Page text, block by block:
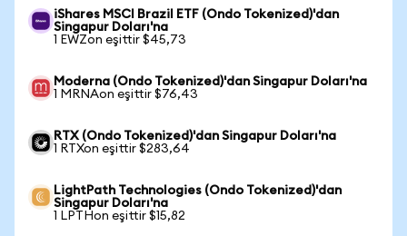
iShares MSCI Brazil ETF (Ondo Tokenized)'dan
Singapur Doları'na
1 EWZon eşittir $45,73
Moderna (Ondo Tokenized)'dan Singapur Doları'na
1 MRNAon eşittir $76,43
RTX (Ondo Tokenized)'dan Singapur Doları'na
1 RTXon eşittir $283,64
LightPath Technologies (Ondo Tokenized)'dan
Singapur Doları'na
1 LPTHon eşittir $15,82